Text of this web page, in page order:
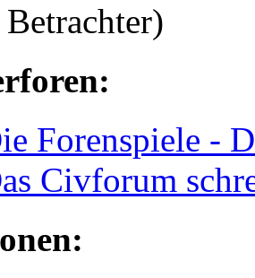
Forenspiele -
Civforum